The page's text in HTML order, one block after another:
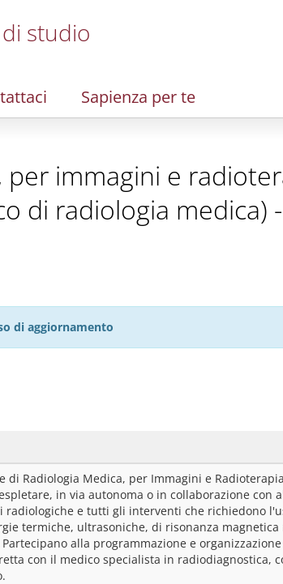
studio
Sapienza per te
immagini e
di radiologia medica)
di aggiornamento
di Radiologia Medica, per Immagini e
in via autonoma o in collaborazione con
radiologiche e tutti gli interventi che richiedono
termiche, ultrasoniche, di risonanza
alla programmazione e
con il medico specialista in radiodiagnostica,